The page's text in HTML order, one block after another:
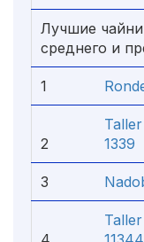
Лучшие
среднего и
1
2
1339
3